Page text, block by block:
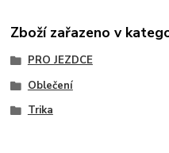
Zboží zařazeno v
PRO JEZDCE
Oblečení
Trika